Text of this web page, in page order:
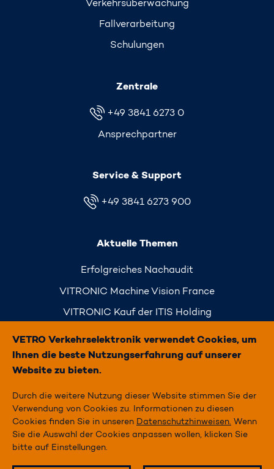
Verkehrs­überwachung
Fallverarbeitung
Schulungen
Zentrale
+49 3841 6273 0
Ansprechpartner
Service & Support
+49 3841 6273 900
Aktuelle Themen
Erfolgreiches Nachaudit
VITRONIC Machine Vision France
VITRONIC Kauf der ITIS Holding
Simply Traffic
STARTSEITE
IMPRESSUM
DATENSCHUTZ
VETRO Verkehrselektronik verwendet Cookies, um
Ihnen die beste Nutzungserfahrung auf unserer
Website zu bieten.
Durch die weitere Nutzung dieser Website stimmen Sie der
Verwendung von Cookies zu. Informationen zu diesen
Cookies finden Sie in unseren Datenschutzhinweisen. Wenn
Sie die Auswahl der Cookies anpassen wollen, klicken Sie
bitte auf Einstellungen.